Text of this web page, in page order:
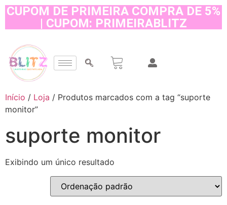
CUPOM DE PRIMEIRA COMPRA DE 5%
| CUPOM: PRIMEIRABLITZ
Início / Loja / Produtos marcados com a tag “suporte
monitor”
suporte monitor
Exibindo um único resultado